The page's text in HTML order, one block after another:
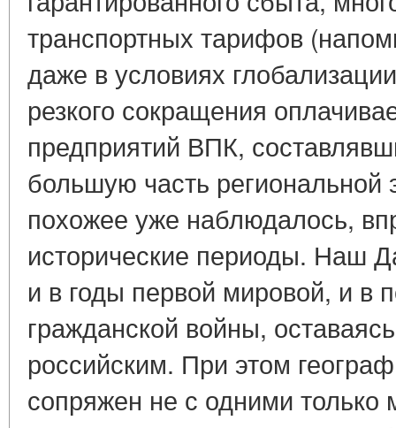
транспортных тарифов
даже в условиях
резкого сокращения
предприятий ВПК,
большую часть региональной
похожее уже наблюдалось,
исторические периоды. Наш
и в годы первой мировой, и в
гражданской войны,
российским. При этом
сопряжен не с одними